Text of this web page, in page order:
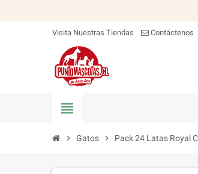
Visita Nuestras Tiendas Contáctenos
view_headline
chevron_right Gatos chevron_right Pack 24 Latas Royal